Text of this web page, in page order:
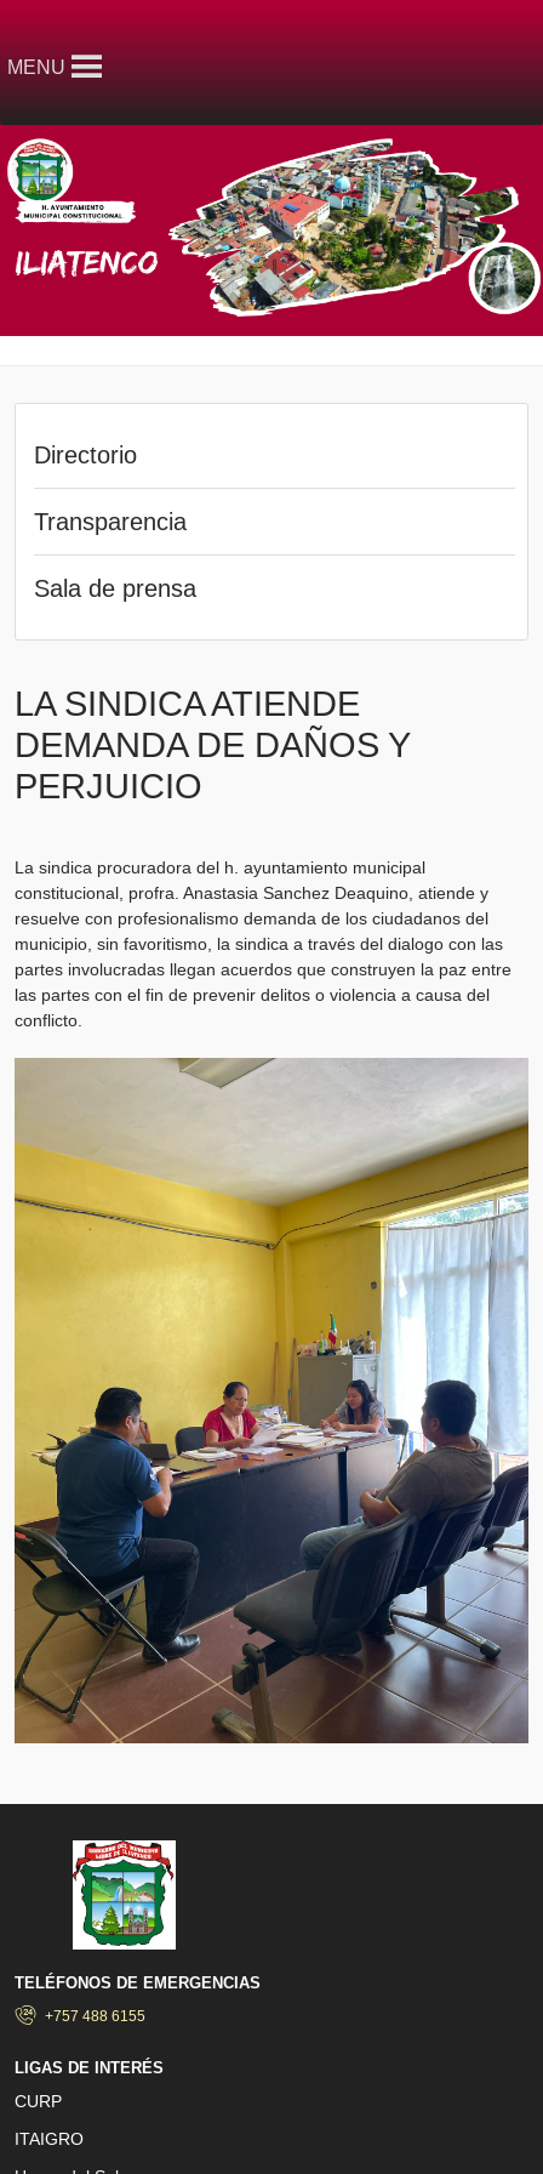
MENU
Directorio
Transparencia
Sala de prensa
LA SINDICA ATIENDE
DEMANDA DE DAÑOS Y
PERJUICIO
La sindica procuradora del h. ayuntamiento municipal
constitucional, profra. Anastasia Sanchez Deaquino, atiende y
resuelve con profesionalismo demanda de los ciudadanos del
municipio, sin favoritismo, la sindica a través del dialogo con las
partes involucradas llegan acuerdos que construyen la paz entre
las partes con el fin de prevenir delitos o violencia a causa del
conflicto.
TELÉFONOS DE EMERGENCIAS
+757 488 6155
LIGAS DE INTERÉS
CURP
ITAIGRO